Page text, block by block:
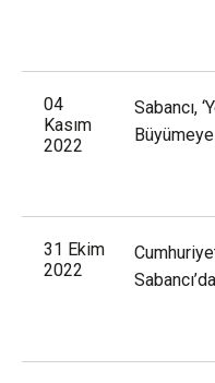
04
Kasım
2022
Sabancı,
31 Ekim
2022